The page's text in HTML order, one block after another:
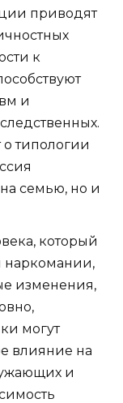
приводят
к
и
типологии
семью, но и
который
наркомании,
изменения,
могут
влияние на
и